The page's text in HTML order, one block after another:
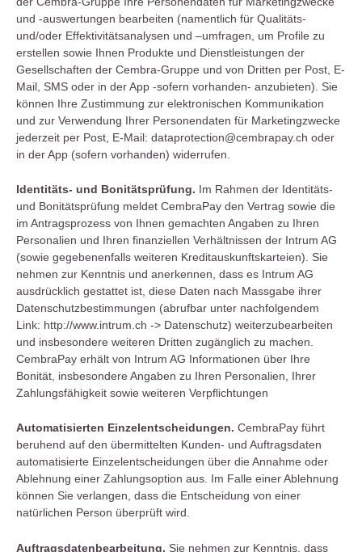
und -auswertungen bearbeiten (namentlich für Qualitäts-
und/oder Effektivitätsanalysen und –umfragen, um Profile zu
erstellen sowie Ihnen Produkte und Dienstleistungen der
Gesellschaften der Cembra-Gruppe und von Dritten per Post, E-
Mail, SMS oder in der App -sofern vorhanden- anzubieten). Sie
können Ihre Zustimmung zur elektronischen Kommunikation
und zur Verwendung Ihrer Personendaten für Marketingzwecke
jederzeit per Post, E-Mail: dataprotection@cembrapay.ch oder
in der App (sofern vorhanden) widerrufen.
Identitäts- und Bonitätsprüfung. Im Rahmen der Identitäts-
und Bonitätsprüfung meldet CembraPay den Vertrag sowie die
im Antragsprozess von Ihnen gemachten Angaben zu Ihren
Personalien und Ihren finanziellen Verhältnissen der Intrum AG
(sowie gegebenenfalls weiteren Kreditauskunftskarteien). Sie
nehmen zur Kenntnis und anerkennen, dass es Intrum AG
ausdrücklich gestattet ist, diese Daten nach Massgabe ihrer
Datenschutzbestimmungen (abrufbar unter nachfolgendem
Link: http://www.intrum.ch -> Datenschutz) weiterzubearbeiten
und insbesondere weiteren Dritten zugänglich zu machen.
CembraPay erhält von Intrum AG Informationen über Ihre
Bonität, insbesondere Angaben zu Ihren Personalien, Ihrer
Zahlungsfähigkeit sowie weiteren Verpflichtungen
Automatisierten Einzelentscheidungen. CembraPay führt
beruhend auf den übermittelten Kunden- und Auftragsdaten
automatisierte Einzelentscheidungen über die Annahme oder
Ablehnung einer Zahlungsoption aus. Im Falle einer Ablehnung
können Sie verlangen, dass die Entscheidung von einer
natürlichen Person überprüft wird.
Auftragsdatenbearbeitung. Sie nehmen zur Kenntnis, dass